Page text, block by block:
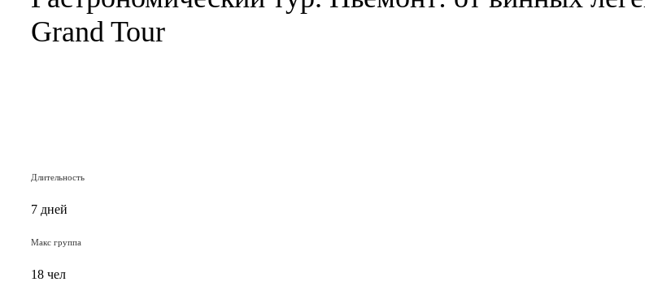
Grand Tour
Длительность
7 дней
Макс группа
18 чел